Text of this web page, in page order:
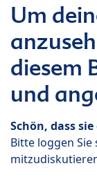
Um
diesem
und
Schön, dass
Bitte loggen Sie